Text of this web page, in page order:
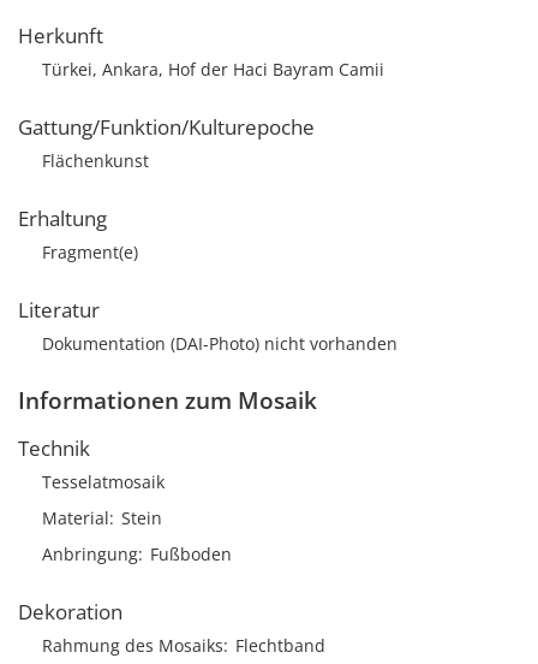
Herkunft
Türkei, Ankara, Hof der Haci Bayram Camii
Gattung/Funktion/Kulturepoche
Flächenkunst
Erhaltung
Fragment(e)
Literatur
Dokumentation (DAI-Photo) nicht vorhanden
Informationen zum Mosaik
Technik
Tesselatmosaik
Material Stein
Anbringung Fußboden
Dekoration
Rahmung des Mosaiks
Flechtband